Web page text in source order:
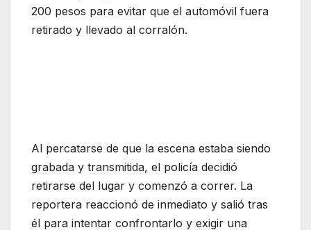
200 pesos para evitar que el automóvil fuera
retirado y llevado al corralón.
Al percatarse de que la escena estaba siendo
grabada y transmitida, el policía decidió
retirarse del lugar y comenzó a correr. La
reportera reaccionó de inmediato y salió tras
él para intentar confrontarlo y exigir una